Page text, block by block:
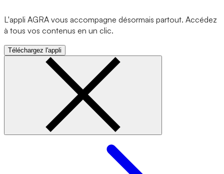
L'appli AGRA vous accompagne désormais partout. Accédez
à tous vos contenus en un clic.
Téléchargez l'appli